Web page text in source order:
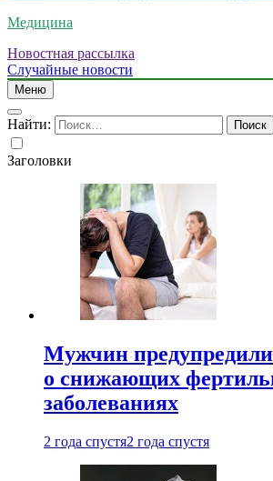
Медицина
Новостная рассылка
Случайные новости
Меню
Найти:
Заголовки
Мужчин предупредили
о снижающих
заболеваниях
2 года спустя2 года спустя